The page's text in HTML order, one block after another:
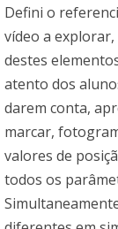
Defini o
vídeo a
destes
atento dos
darem conta,
marcar,
valores de
todos os